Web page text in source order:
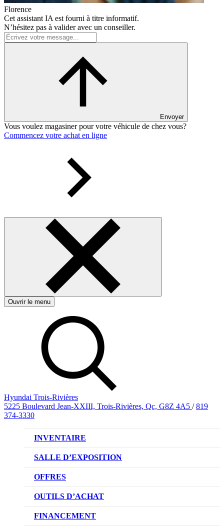
Florence
Cet assistant IA est fourni à titre informatif.
N’hésitez pas à valider avec un conseiller.
Envoyer
Vous voulez magasiner pour votre véhicule de chez vous?
Commencez votre achat en ligne
Ouvrir le menu
Hyundai Trois-Rivières
5225 Boulevard Jean-XXIII, Trois-Rivières, Qc, G8Z 4A5 / 819
374-3330
INVENTAIRE
VÉHICULES NEUFS
VÉHICULES D’OCCASION
SALLE D’EXPOSITION
OFFRES
OFFRE DE VÉHICULES NEUFS
OFFRES DU CONCESSIONNAIRE
OUTILS D’ACHAT
CL!QUEZ ET ACHETEZ HYUNDAI
FINANCEMENT